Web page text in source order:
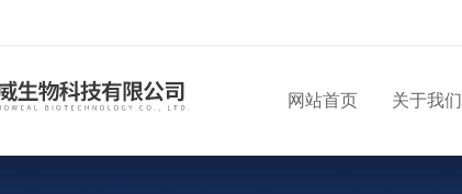
网站首页 关于我们